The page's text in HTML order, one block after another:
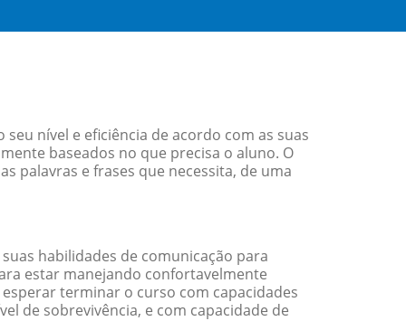
nível e eficiência de acordo com as suas
baseados no que precisa o aluno. O
palavras e frases que necessita, de uma
habilidades de comunicação para
estar manejando confortavelmente
terminar o curso com capacidades
de sobrevivência, e com capacidade de